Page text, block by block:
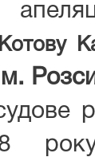
Котову
року